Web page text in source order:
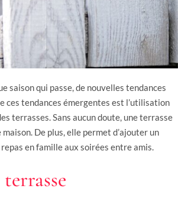
saison qui passe, de nouvelles tendances
ces tendances émergentes est l’utilisation
terrasses. Sans aucun doute, une terrasse
De plus, elle permet d’ajouter un
en famille aux soirées entre amis.